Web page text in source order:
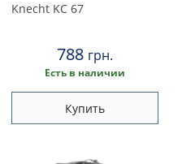
Knecht KC 67
788 грн.
Есть в наличии
Купить